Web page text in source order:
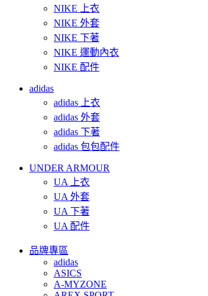
NIKE 上衣
NIKE 外套
NIKE 下著
NIKE 運動內衣
NIKE 配件
adidas
adidas 上衣
adidas 外套
adidas 下著
adidas 包包配件
UNDER ARMOUR
UA 上衣
UA 外套
UA 下著
UA 配件
品牌專區
adidas
ASICS
A-MYZONE